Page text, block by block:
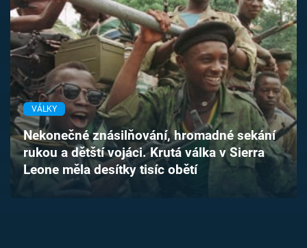
Témata
Pořady
TV Program
Časopis
Sledujte prima+
VÁLKY
Nekonečné znásilňování, hromadné sekání
rukou a dětští vojáci. Krutá válka v Sierra
Leone měla desítky tisíc obětí